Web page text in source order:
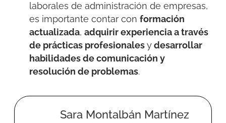
laborales de administración de empresas,
es importante contar con formación
actualizada, adquirir experiencia a través
de prácticas profesionalesydesarrollar
habilidades de comunicación y
resolución de problemas.
Sara Montalbán Martínez